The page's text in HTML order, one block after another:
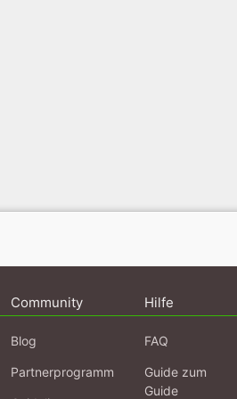
Community
Blog
Partnerprogramm
Hilfe
FAQ
Guide zum
Guide